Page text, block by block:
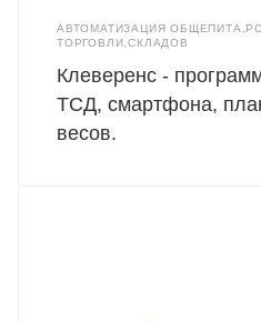
АВТОМАТИЗАЦИЯ
ТОРГОВЛИ,СКЛАДОВ
Клеверенс -
ТСД, смартфона,
весов.